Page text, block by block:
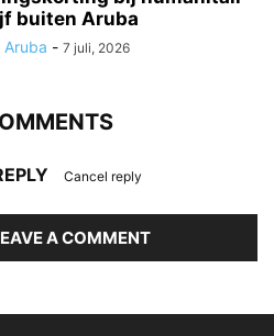
buiten Aruba
Aruba - 7 juli, 2026
Cancel reply
A COMMENT